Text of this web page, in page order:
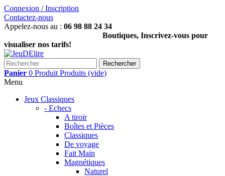
Connexion / Inscription
Contactez-nous
Appelez-nous au : 06 98 88 24 34
Boutiques, Inscrivez-vous pour
visualiser nos tarifs!
Rechercher
Panier 0 Produit Produits (vide)
Menu
Jeux Classiques
- Echecs
A tiroir
Boîtes et Pièces
Classiques
De voyage
Fait Main
Magnétiques
Naturel